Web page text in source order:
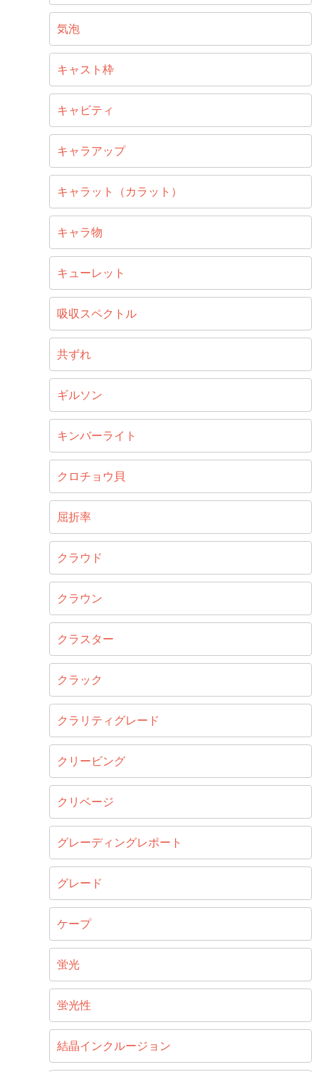
気泡
キャスト枠
キャビティ
キャラアップ
キャラット（カラット）
キャラ物
キューレット
吸収スペクトル
共ずれ
ギルソン
キンバーライト
クロチョウ貝
屈折率
クラウド
クラウン
クラスター
クラック
クラリティグレード
クリービング
クリベージ
グレーディングレポート
グレード
ケープ
蛍光
蛍光性
結晶インクルージョン